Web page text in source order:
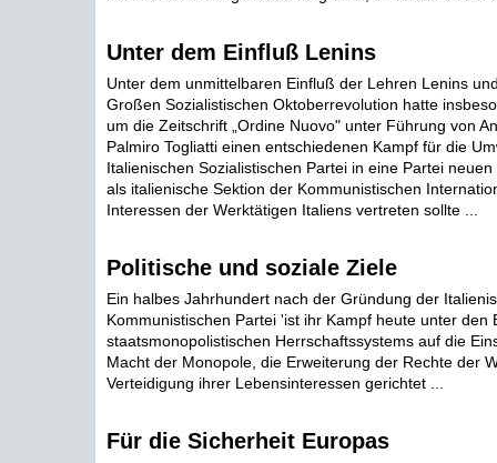
Unter dem Einfluß Lenins
Unter dem unmittelbaren Einfluß der Lehren Lenins
Großen Sozialistischen Oktoberrevolution hatte
um die Zeitschrift „Ordine Nuovo" unter Führung von
Palmiro Togliatti einen entschiedenen Kampf für die
Italienischen Sozialistischen Partei in eine Partei
als italienische Sektion der Kommunistischen
Interessen der Werktätigen Italiens vertreten sollte ...
Politische und soziale Ziele
Ein halbes Jahrhundert nach der Gründung der
Kommunistischen Partei 'ist ihr Kampf heute unter den
staatsmonopolistischen Herrschaftssystems auf die
Macht der Monopole, die Erweiterung der Rechte der
Verteidigung ihrer Lebensinteressen gerichtet ...
Für die Sicherheit Europas